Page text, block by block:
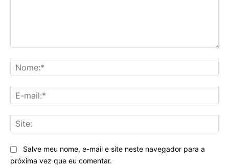
Salve meu nome, e-mail e site neste navegador para a
próxima vez que eu comentar.